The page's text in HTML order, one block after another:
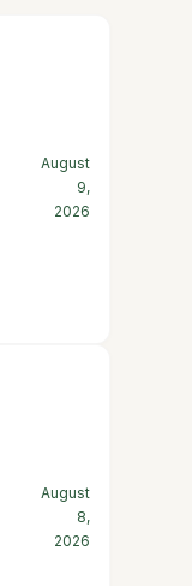
August
9,
2026
August
8,
2026